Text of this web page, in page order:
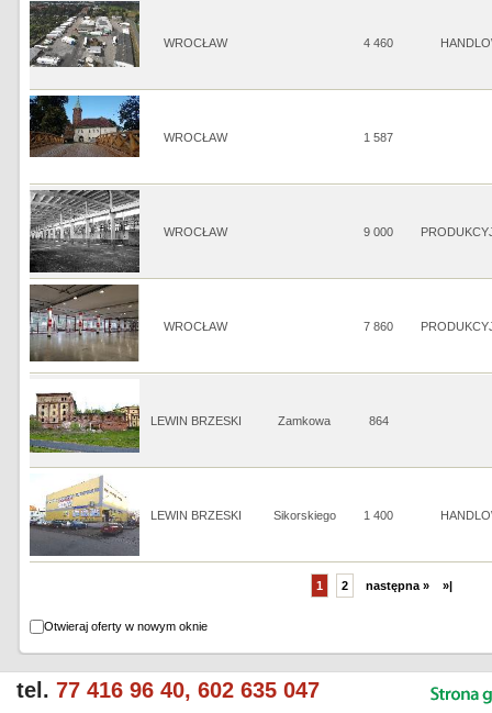
WROCŁAW 4 460
WROCŁAW 1 587
WROCŁAW 9 000
WROCŁAW 7 860
LEWIN BRZESKI Zamkowa 864
LEWIN BRZESKI Sikorskiego 1 400
1 2 następna » »|
Otwieraj oferty w nowym oknie
tel. 77 416 96 40, 602 635 047